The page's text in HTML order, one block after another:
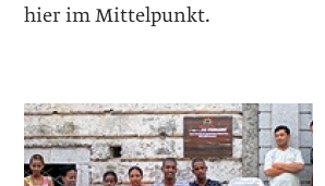
hier im Mittelpunkt.